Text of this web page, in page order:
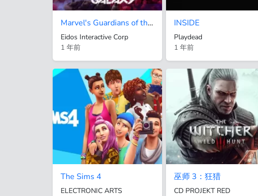
Marvel's Guardians of the Galaxy
Eidos Interactive Corp
1 年前
INSIDE
Playdead
1 年前
The Sims 4
ELECTRONIC ARTS
巫师 3：狂猎
CD PROJEKT RED